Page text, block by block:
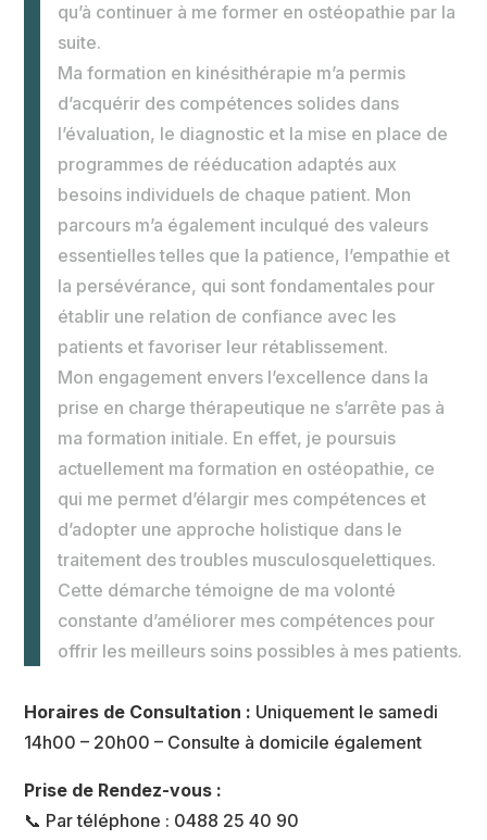
qu’à continuer à me former en ostéopathie par la
suite.
Ma formation en kinésithérapie m’a permis
d’acquérir des compétences solides dans
l’évaluation, le diagnostic et la mise en place de
programmes de rééducation adaptés aux
besoins individuels de chaque patient. Mon
parcours m’a également inculqué des valeurs
essentielles telles que la patience, l’empathie et
la persévérance, qui sont fondamentales pour
établir une relation de confiance avec les
patients et favoriser leur rétablissement.
Mon engagement envers l’excellence dans la
prise en charge thérapeutique ne s’arrête pas à
ma formation initiale. En effet, je poursuis
actuellement ma formation en ostéopathie, ce
qui me permet d’élargir mes compétences et
d’adopter une approche holistique dans le
traitement des troubles musculosquelettiques.
Cette démarche témoigne de ma volonté
constante d’améliorer mes compétences pour
offrir les meilleurs soins possibles à mes patients.
Horaires de Consultation : Uniquement le samedi
14h00 – 20h00 – Consulte à domicile également
Prise de Rendez-vous :
📞 Par téléphone : 0488 25 40 90